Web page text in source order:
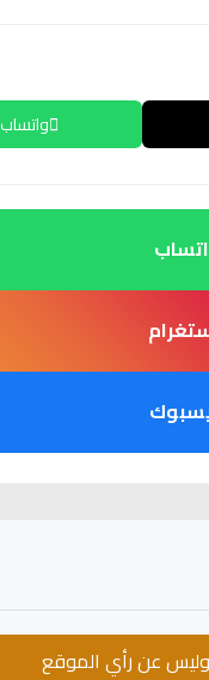
واتساب
وليس عن رأي الموقع